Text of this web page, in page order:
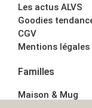
Les actus ALVS
Goodies
CGV
Mentions légales
Familles
Maison & Mug